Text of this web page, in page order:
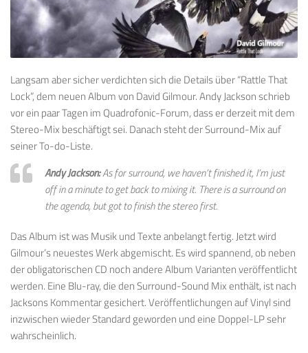
Langsam aber sicher verdichten sich die Details über “Rattle That
Lock”, dem neuen Album von David Gilmour. Andy Jackson schrieb
vor ein paar Tagen im Quadrofonic-Forum, dass er derzeit mit dem
Stereo-Mix beschäftigt sei. Danach steht der Surround-Mix auf
seiner To-do-Liste.
Andy Jackson:As for surround, we haven’t finished it, I’m just
off in a minute to get back to mixing it. There is a surround on
the agenda, but got to finish the stereo first.
Das Album ist was Musik und Texte anbelangt fertig. Jetzt wird
Gilmour’s neuestes Werk abgemischt. Es wird spannend, ob neben
der obligatorischen CD noch andere Album Varianten veröffentlicht
werden. Eine Blu-ray, die den Surround-Sound Mix enthält, ist nach
Jacksons Kommentar gesichert. Veröffentlichungen auf Vinyl sind
inzwischen wieder Standard geworden und eine Doppel-LP sehr
wahrscheinlich.